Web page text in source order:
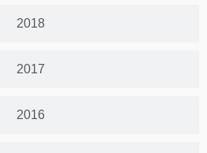
2018
2017
2016